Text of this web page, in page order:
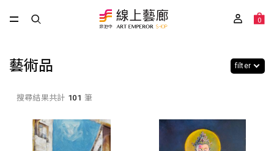
0
藝術品 filter
搜尋結果共計 101 筆